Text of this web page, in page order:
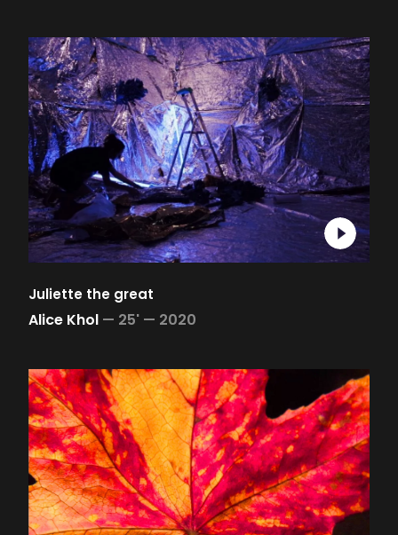
Juliette the great
Alice Khol — 25' — 2020